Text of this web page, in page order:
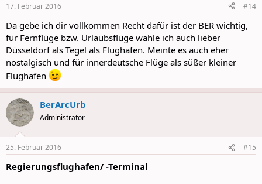
s
17. Februar 2016 #14
Da gebe ich dir vollkommen Recht dafür ist der BER wichtig,
für Fernflüge bzw. Urlaubsflüge wähle ich auch lieber
Düsseldorf als Tegel als Flughafen. Meinte es auch eher
nostalgisch und für innerdeutsche Flüge als süßer kleiner
Flughafen
BerArcUrb
Administrator
25. Februar 2016 #15
Regierungsflughafen/ -Terminal